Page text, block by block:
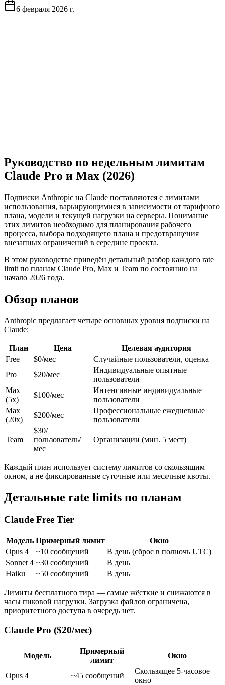
6 февраля 2026 г.
Руководство по недельным лимитам
Claude Pro и Max (2026)
Подписки Anthropic на Claude поставляются с лимитами
использования, варьирующимися в зависимости от тарифного
плана, модели и текущей нагрузки на серверы. Понимание
этих лимитов необходимо для планирования рабочего
процесса, выбора подходящего плана и предотвращения
внезапных ограничений в середине проекта.
В этом руководстве приведён детальный разбор каждого rate
limit по планам Claude Pro, Max и Team по состоянию на
начало 2026 года.
Обзор планов
Anthropic предлагает четыре основных уровня подписки на
Claude:
План Цена
Целевая аудитория
Free
$0/мес
Случайные пользователи, оценка
Pro
$20/мес
Индивидуальные опытные
пользователи
Max
(5x)
$100/мес
Интенсивные индивидуальные
пользователи
Max
(20x)
$200/мес
Профессиональные ежедневные
пользователи
Team
$30/
пользователь/
мес
Организации (мин. 5 мест)
Каждый план использует систему лимитов со скользящим
окном, а не фиксированные суточные или месячные квоты.
Детальные rate limits по планам
Claude Free Tier
Модель Примерный лимит
Окно
Opus 4
~10 сообщений
В день (сброс в полночь UTC)
Sonnet 4 ~30 сообщений
В день
Haiku
~50 сообщений В день
Лимиты бесплатного тира — самые жёсткие и снижаются в
часы пиковой нагрузки. Загрузка файлов ограничена,
приоритетного доступа в очередь нет.
Claude Pro ($20/мес)
Модель
Примерный
лимит
Окно
Opus 4 ~45 сообщений
Скользящее 5-часовое
окно